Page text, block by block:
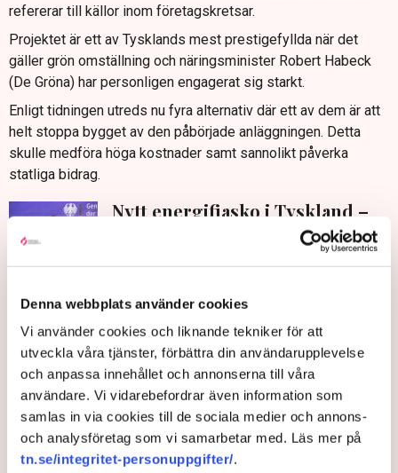
Denna webbplats använder cookies
Vi använder cookies och liknande tekniker för att
utveckla våra tjänster, förbättra din användarupplevelse
och anpassa innehållet och annonserna till våra
användare. Vi vidarebefordrar även information som
samlas in via cookies till de sociala medier och annons-
och analysföretag som vi samarbetar med. Läs mer på
tn.se/integritet-personuppgifter/.
refererar till källor inom företagskretsar.
Projektet är ett av Tysklands mest prestigefyllda när det
gäller grön omställning och näringsminister Robert Habeck
(De Gröna) har personligen engagerat sig starkt.
Enligt tidningen utreds nu fyra alternativ där ett av dem är att
helt stoppa bygget av den påbörjade anläggningen. Detta
skulle medföra höga kostnader samt sannolikt påverka
statliga bidrag.
Nytt energifiasko i Tyskland –
tvingas skrota vätgassatsning
den tyska regeringen enligt tidningen exempelvis utlovat
bidrag på två miljarder euro och ungefär en fjärdedel har
redan betalats ut.
De alternativa scenarier som övervägs är att använda en
direktreduktionsanläggning i kombination med elektrisk
ljusbågsugn, att använda en smältreduktionsugn eller att
stålproduktionen helt och hållet skulle baseras på elektriska
ljusbågsugnar.